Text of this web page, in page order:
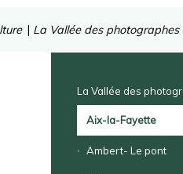
| La Vallée des photographes
La Vallée des
Aix-la-Fayette
Ambert- Le pont